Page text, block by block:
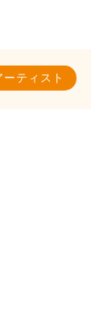
ーティスト